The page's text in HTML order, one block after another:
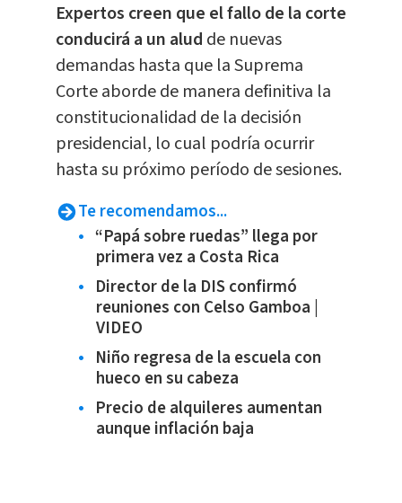
Expertos creen que el fallo de la corte
conducirá a un alud de nuevas
demandas hasta que la Suprema
Corte aborde de manera definitiva la
constitucionalidad de la decisión
presidencial, lo cual podría ocurrir
hasta su próximo período de sesiones.
Te recomendamos...
“Papá sobre ruedas” llega por
primera vez a Costa Rica
Director de la DIS confirmó
reuniones con Celso Gamboa |
VIDEO
Niño regresa de la escuela con
hueco en su cabeza
Precio de alquileres aumentan
aunque inflación baja